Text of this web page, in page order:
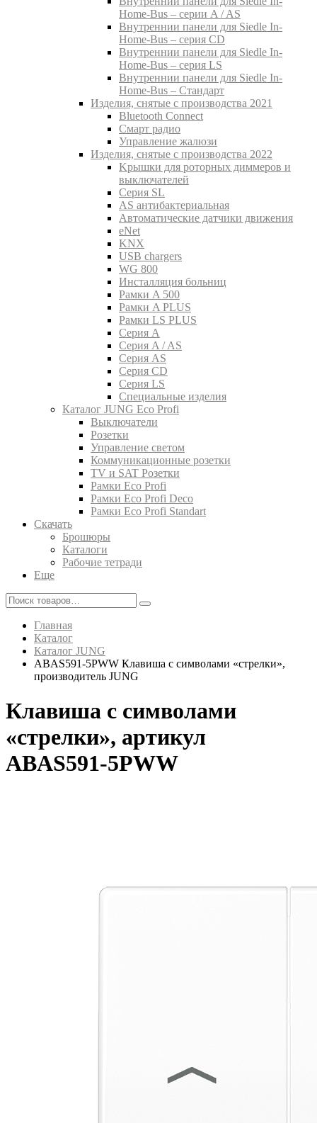
Home-Bus – серии A / AS
Внутреннии панели для Siedle In-
Home-Bus – серия CD
Внутреннии панели для Siedle In-
Home-Bus – серия LS
Внутреннии панели для Siedle In-
Home-Bus – Стандарт
Изделия, снятые с производства 2021
Bluetooth Connect
Смарт радио
Управление жалюзи
Изделия, снятые с производства 2022
Kрышки для роторных диммеров и
выключателей
Серия SL
AS антибактериальная
Aвтоматические датчики движения
eNet
KNX
USB chargers
WG 800
Инсталляция больниц
Рамки A 500
Рамки A PLUS
Рамки LS PLUS
Серия A
Серия A / AS
Серия AS
Серия CD
Серия LS
Специальные изделия
Каталог JUNG Eco Profi
Выключатели
Розетки
Управление светом
Коммуникационные розетки
TV и SAT Розетки
Рамки Eco Profi
Рамки Eco Profi Deco
Рамки Eco Profi Standart
Скачать
Брошюры
Каталоги
Рабочие тетради
Еще
Главная
Каталог
Каталог JUNG
ABAS591-5PWW Клавиша с символами «стрелки»,
производитель JUNG
Клавиша с символами
«стрелки», артикул
ABAS591-5PWW